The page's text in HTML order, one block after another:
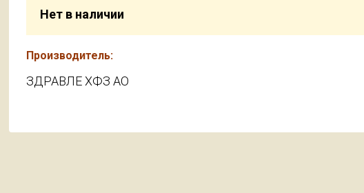
Нет в наличии
Производитель:
ЗДРАВЛЕ ХФЗ АО